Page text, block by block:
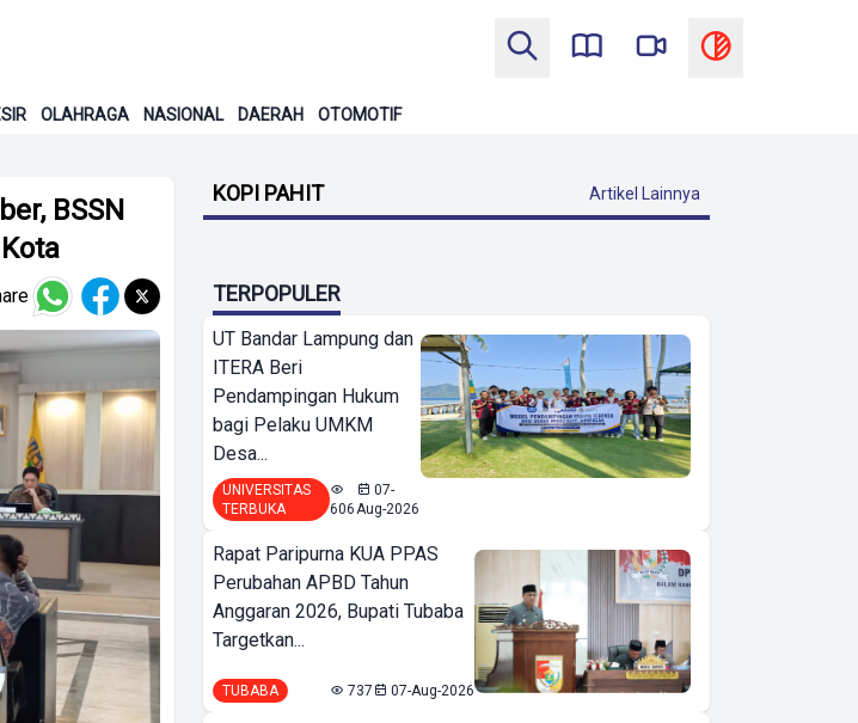
OLAHRAGA NASIONAL DAERAH OTOMOTIF
BSSN
KOPI PAHIT Artikel Lainnya
TERPOPULER
UT Bandar Lampung dan
ITERA Beri
Pendampingan Hukum
bagi Pelaku UMKM
Desa...
UNIVERSITAS
TERBUKA
606
07-
Aug-2026
Rapat Paripurna KUA PPAS
Perubahan APBD Tahun
Anggaran 2026, Bupati Tubaba
Targetkan...
TUBABA 737 07-Aug-2026